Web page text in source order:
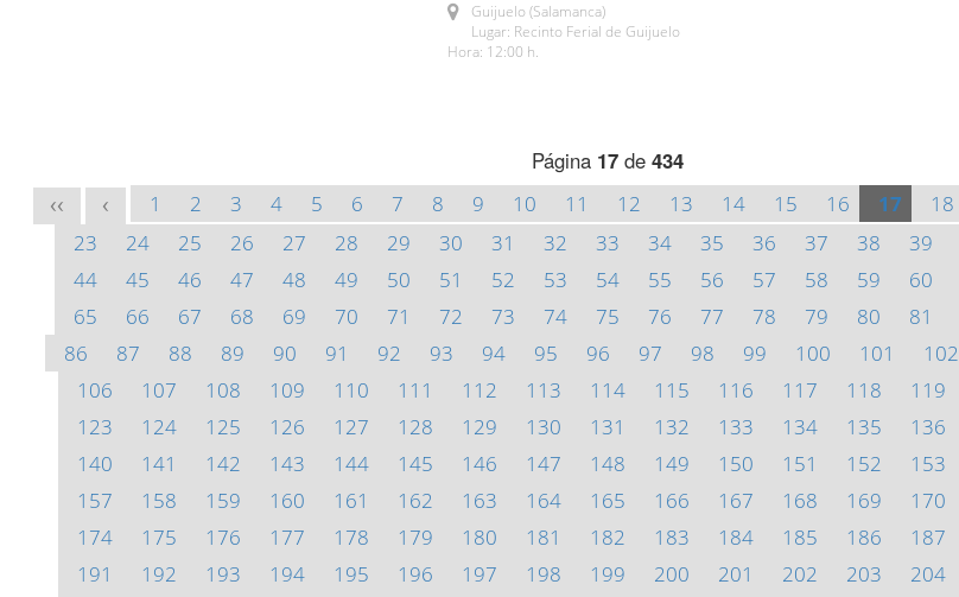
Guijuelo (Salamanca)
Lugar: Recinto Ferial de Guijuelo
Hora: 12:00 h.
Página 17 de 434
<< < 1 2 3 4 5 6 7 8 9 10 11 12 13 14 15 16 17 18
23
24 25 26 27 28 29 30 31 32 33 34 35 36 37 38 39
44
45 46 47 48 49 50 51 52 53 54 55 56 57 58 59 60
65
66 67 68 69 70 71 72 73 74 75 76 77 78 79 80 81
86
87 88 89 90 91 92 93 94 95 96 97 98 99 100 101 102
106
107 108 109 110 111 112 113 114 115 116 117 118 119
123
124 125 126 127 128 129 130 131 132 133 134 135 136
140
141 142 143 144 145 146 147 148 149 150 151 152 153
157
158 159 160 161 162 163 164 165 166 167 168 169 170
174
175 176 177 178 179 180 181 182 183 184 185 186 187
191
192 193 194 195 196 197 198 199 200 201 202 203 204